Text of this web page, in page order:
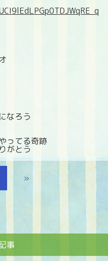
なろう
ってる奇跡
がとう
»
事